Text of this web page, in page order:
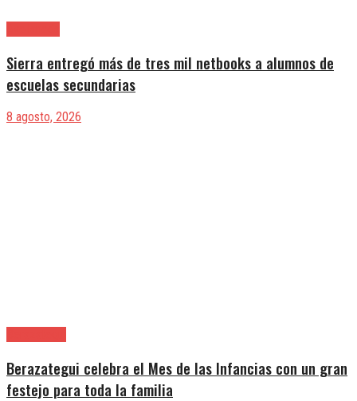
Sierra entregó más de tres mil netbooks a alumnos de
escuelas secundarias
8 agosto, 2026
Berazategui celebra el Mes de las Infancias con un gran
festejo para toda la familia